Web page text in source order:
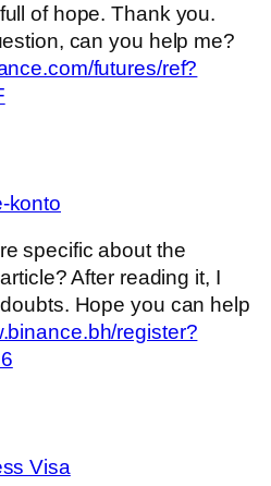
of hope. Thank you.
can you help me?
futures/ref?
konto
specific about the
After reading it, I
Hope you can help
register?
Visa